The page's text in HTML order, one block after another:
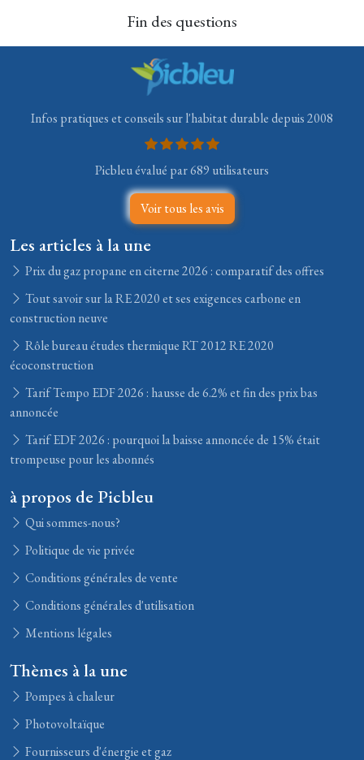
Fin des questions
Infos pratiques et conseils sur l'habitat durable depuis 2008
Picbleu évalué par 689 utilisateurs
Voir tous les avis
Les articles à la une
Prix du gaz propane en citerne 2026 : comparatif des offres
Tout savoir sur la RE 2020 et ses exigences carbone en
construction neuve
Rôle bureau études thermique RT 2012 RE 2020
écoconstruction
Tarif Tempo EDF 2026 : hausse de 6.2% et fin des prix bas
annoncée
Tarif EDF 2026 : pourquoi la baisse annoncée de 15% était
trompeuse pour les abonnés
à propos de Picbleu
Qui sommes-nous?
Politique de vie privée
Conditions générales de vente
Conditions générales d'utilisation
Mentions légales
Thèmes à la une
Pompes à chaleur
Photovoltaïque
Fournisseurs d'énergie et gaz